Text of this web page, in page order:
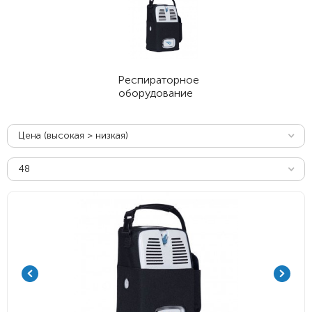
Респираторное
оборудование
Цена (высокая > низкая)
48